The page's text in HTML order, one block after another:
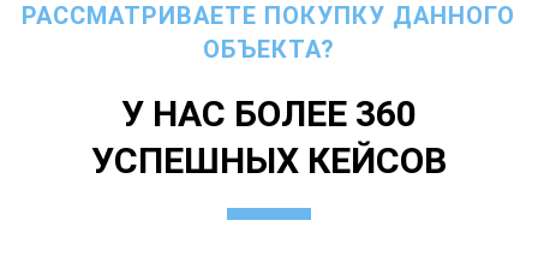
РАССМАТРИВАЕТЕ ПОКУПКУ ДАННОГО
ОБЪЕКТА?
У НАС БОЛЕЕ 360
УСПЕШНЫХ КЕЙСОВ